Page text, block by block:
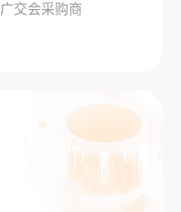
广交会采购商